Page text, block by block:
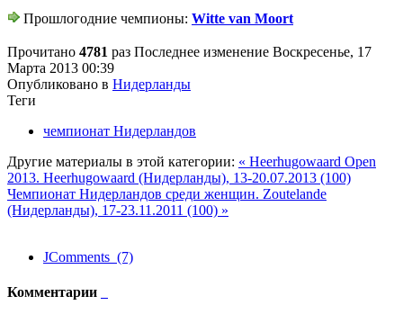
Прошлогодние чемпионы: Witte van Moort
Прочитано 4781 раз Последнее изменение Воскресенье, 17
Марта 2013 00:39
Опубликовано в Нидерланды
Теги
чемпионат Нидерландов
Другие материалы в этой категории: « Heerhugowaard Open
2013. Heerhugowaard (Нидерланды), 13-20.07.2013 (100)
Чемпионат Нидерландов среди женщин. Zoutelande
(Нидерланды), 17-23.11.2011 (100) »
JComments (7)
Комментарии